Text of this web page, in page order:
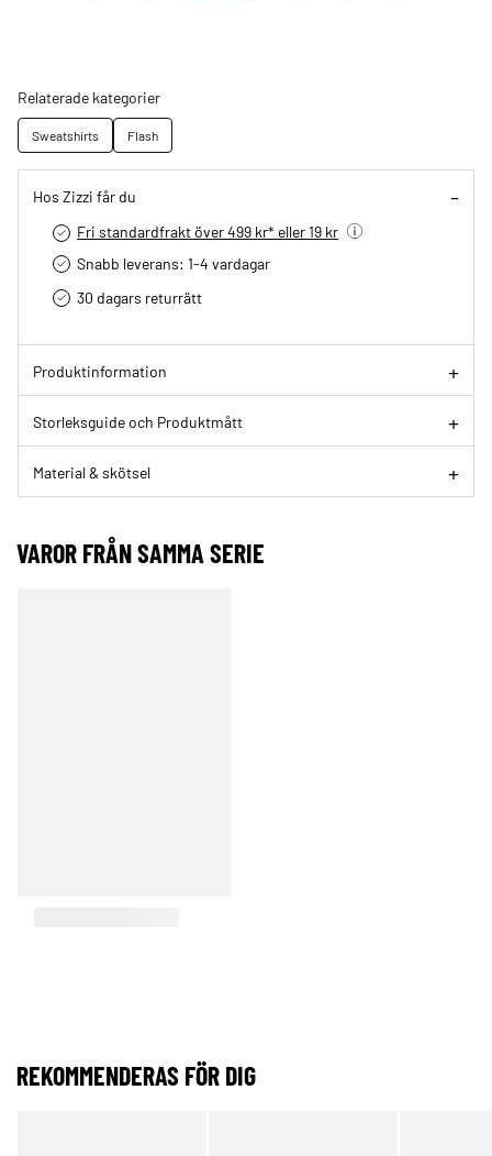
Relaterade kategorier
Sweatshirts Flash
Hos Zizzi får du
Fri standardfrakt över 499 kr* eller 19 kr
Snabb leverans: 1-4 vardagar
30 dagars returrätt­
Produktinformation
Storleksguide och Produktmått
Material & skötsel
VAROR FRÅN SAMMA SERIE
REKOMMENDERAS FÖR DIG